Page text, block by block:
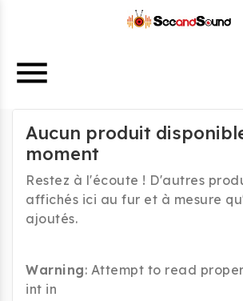
menu
Aucun produit
moment
Restez à l'écoute ! D'autres
affichés ici au fur et à mesure
ajoutés.
Warning: Attempt to read
int in